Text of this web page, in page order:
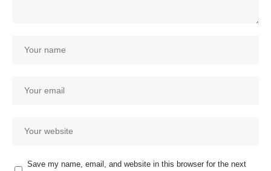
Save my name, email, and website in this browser for the next